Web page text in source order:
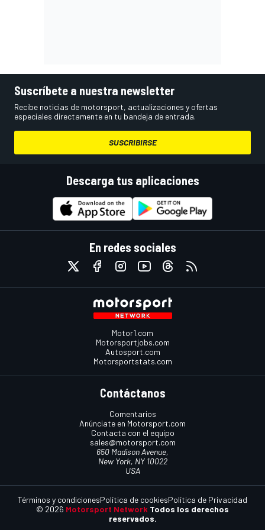
Suscríbete a nuestra newsletter
Recibe noticias de motorsport, actualizaciones y ofertas
especiales directamente en tu bandeja de entrada.
SUSCRIBIRSE
Descarga tus aplicaciones
En redes sociales
Motor1.com
Motorsportjobs.com
Autosport.com
Motorsportstats.com
Contáctanos
Comentarios
Anúnciate en Motorsport.com
Contacta con el equipo
sales@motorsport.com
650 Madison Avenue,
New York, NY 10022
USA
© 2026 Motorsport Network Todos los derechos
reservados.
Términos y condicionesPolítica de cookiesPolítica de Privacidad